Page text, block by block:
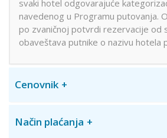
svaki hotel odgovarajuće
navedenog u Programu putovanja.
po zvaničnoj potvrdi rezervacije od
obaveštava putnike o nazivu hotela
Cenovnik
Način plaćanja